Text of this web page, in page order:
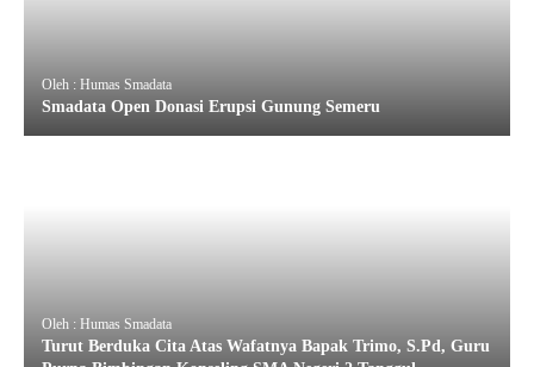
Oleh : Humas Smadata
Smadata Open Donasi Erupsi Gunung Semeru
Oleh : Humas Smadata
Turut Berduka Cita Atas Wafatnya Bapak Trimo, S.Pd, Guru